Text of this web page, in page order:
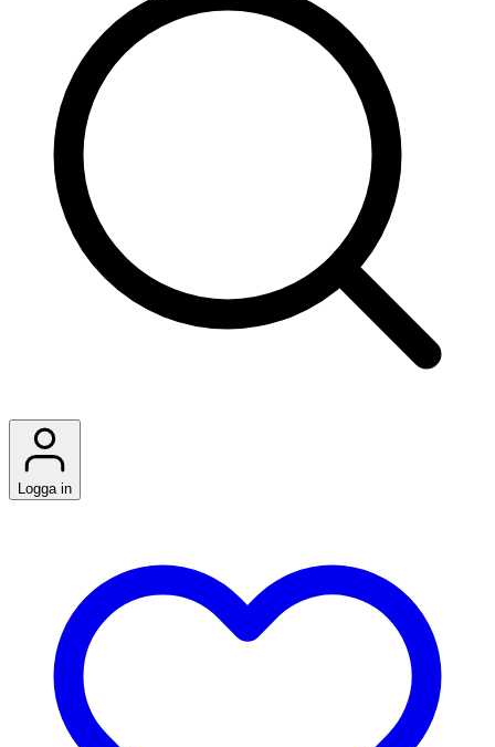
Logga in